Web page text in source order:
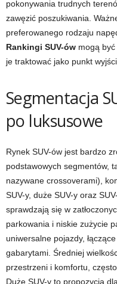
pokonywania trudnych
zawęzić poszukiwania.
preferowanego rodzaju
Rankingi SUV-ów mogą
je traktować jako punkt
Segmentacja
po luksusowe
Rynek SUV-ów jest bardzo
podstawowych segmentów,
nazywane crossoverami),
SUV-y, duże SUV-y oraz
sprawdzają się w
parkowania i niskie zużycie
uniwersalne pojazdy,
gabarytami. Średniej
przestrzeni i komfortu,
Duże SUV-y to propozycja